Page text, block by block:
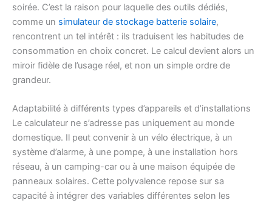
soirée. C’est la raison pour laquelle des outils dédiés,
comme un simulateur de stockage batterie solaire,
rencontrent un tel intérêt : ils traduisent les habitudes de
consommation en choix concret. Le calcul devient alors un
miroir fidèle de l’usage réel, et non un simple ordre de
grandeur.
Adaptabilité à différents types d’appareils et d’installations
Le calculateur ne s’adresse pas uniquement au monde
domestique. Il peut convenir à un vélo électrique, à un
système d’alarme, à une pompe, à une installation hors
réseau, à un camping-car ou à une maison équipée de
panneaux solaires. Cette polyvalence repose sur sa
capacité à intégrer des variables différentes selon les